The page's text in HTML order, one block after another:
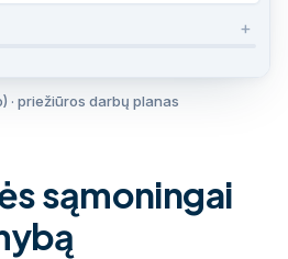
+
· priežiūros darbų planas
sąmoningai